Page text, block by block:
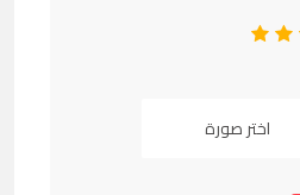
3
2
اختر صورة